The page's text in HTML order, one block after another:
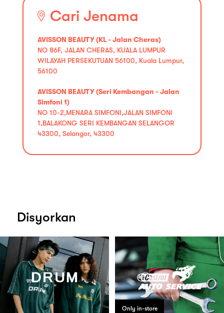
Cari Jenama
AVISSON BEAUTY (KL - Jalan Cheras)
NO 86F, JALAN CHERAS, KUALA LUMPUR
WILAYAH PERSEKUTUAN 56100, Kuala Lumpur,
56100
AVISSON BEAUTY (Seri Kembangan - Jalan
Simfoni 1)
NO 10-2,MENARA SIMFONI,JALAN SIMFONI
1,BALAKONG SERI KEMBANGAN SELANGOR
43300, Selangor, 43300
Disyorkan
Only in-store